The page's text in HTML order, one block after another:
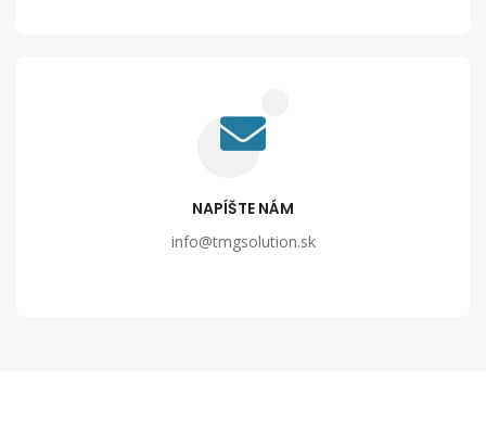
NAPÍŠTE NÁM
info@tmgsolution.sk